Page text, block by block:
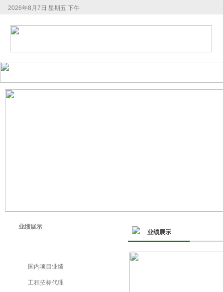
2026年8月7日 星期五 下午
业绩展示
国内项目业绩
工程招标代理
业绩展示